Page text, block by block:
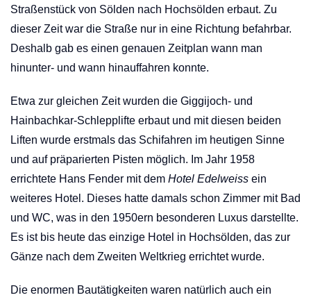
Straßenstück von Sölden nach Hochsölden erbaut. Zu
dieser Zeit war die Straße nur in eine Richtung befahrbar.
Deshalb gab es einen genauen Zeitplan wann man
hinunter- und wann hinauffahren konnte.
Etwa zur gleichen Zeit wurden die Giggijoch- und
Hainbachkar-Schlepplifte erbaut und mit diesen beiden
Liften wurde erstmals das Schifahren im heutigen Sinne
und auf präparierten Pisten möglich. Im Jahr 1958
errichtete Hans Fender mit dem Hotel Edelweiss ein
weiteres Hotel. Dieses hatte damals schon Zimmer mit Bad
und WC, was in den 1950ern besonderen Luxus darstellte.
Es ist bis heute das einzige Hotel in Hochsölden, das zur
Gänze nach dem Zweiten Weltkrieg errichtet wurde.
Die enormen Bautätigkeiten waren natürlich auch ein